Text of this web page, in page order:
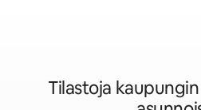
Tilastoja